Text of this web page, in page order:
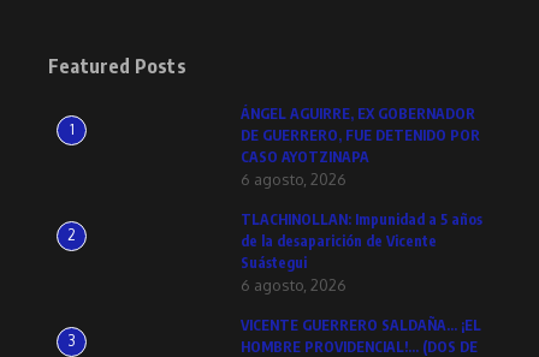
Featured Posts
1
ÁNGEL AGUIRRE, EX GOBERNADOR
DE GUERRERO, FUE DETENIDO POR
CASO AYOTZINAPA
6 agosto, 2026
2
TLACHINOLLAN: Impunidad a 5 años
de la desaparición de Vicente
Suástegui
6 agosto, 2026
3
VICENTE GUERRERO SALDAÑA… ¡EL
HOMBRE PROVIDENCIAL!… (DOS DE